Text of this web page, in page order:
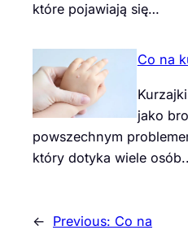
które pojawiają się…
Co na
jako
powszechnym
który dotyka wiele
← Previous: Co na